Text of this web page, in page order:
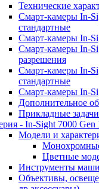
Технические
Смарт-камеры In-
стандартные
Смарт-камеры In-
Смарт-камеры In-
разрешения
Cмарт-камеры In-
cтандартные
Cмарт-камеры In-
Дополнительное
Прикладные задачи
- In-Sight 7000 Gen
Модели и
Цветные
Инструменты
Объективы,